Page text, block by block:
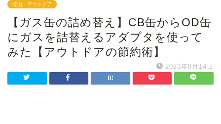
登山・アウトドア
【ガス缶の詰め替え】CB缶からOD缶
にガスを詰替えるアダプタを使って
みた【アウトドアの節約術】
2023年8月14日